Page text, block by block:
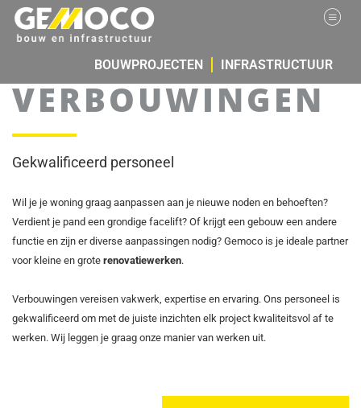
BOUWPROJECTEN INFRASTRUCTUUR
VERBOUWINGEN
Gekwalificeerd personeel
Wil je je woning graag aanpassen aan je nieuwe noden en behoeften?
Verdient je pand een grondige facelift? Of krijgt een gebouw een andere
functie en zijn er diverse aanpassingen nodig? Gemoco is je ideale partner
voor kleine en grote renovatiewerken.
Verbouwingen vereisen vakwerk, expertise en ervaring. Ons personeel is
gekwalificeerd om met de juiste inzichten elk project kwaliteitsvol af te
werken. Wij leggen je graag onze manier van werken uit.